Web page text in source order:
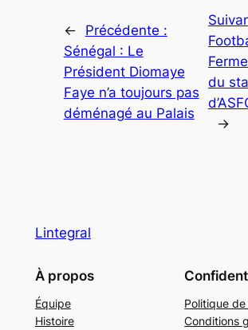
←
Précédente :
Sénégal : Le
Président Diomaye
Faye n’a toujours pas
déménagé au Palais
du
→
Lintegral
À propos
Équipe
Histoire
Politique
Conditions